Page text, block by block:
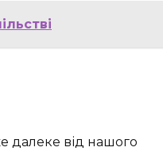
далеке від нашого